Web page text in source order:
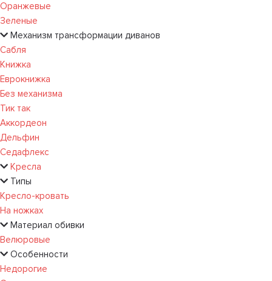
Оранжевые
Зеленые
Механизм трансформации диванов
Сабля
Книжка
Еврокнижка
Без механизма
Тик так
Аккордеон
Дельфин
Седафлекс
Кресла
Типы
Кресло-кровать
На ножках
Материал обивки
Велюровые
Особенности
Недорогие